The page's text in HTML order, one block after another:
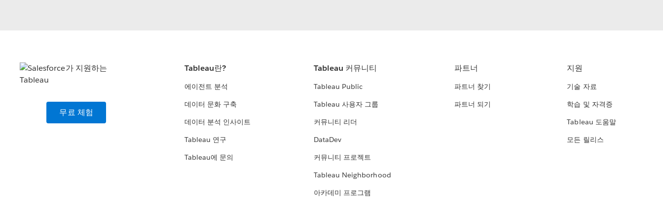
무료 체험
Tableau란?
에이전트 분석
데이터 문화 구축
데이터 분석 인사이트
Tableau 연구
Tableau에 문의
Tableau 커뮤니티
Tableau Public
Tableau 사용자 그룹
커뮤니티 리더
DataDev
커뮤니티 프로젝트
Tableau Neighborhood
아카데미 프로그램
파트너
파트너 찾기
파트너 되기
지원
기술 자료
학습 및 자격증
Tableau 도움말
모든 릴리스